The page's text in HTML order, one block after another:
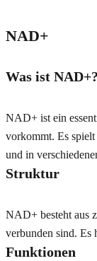
NAD+
Was ist NAD+?
NAD+ ist ein
vorkommt. Es spielt
und in
Struktur
NAD+ besteht aus
verbunden sind. Es
Funktionen